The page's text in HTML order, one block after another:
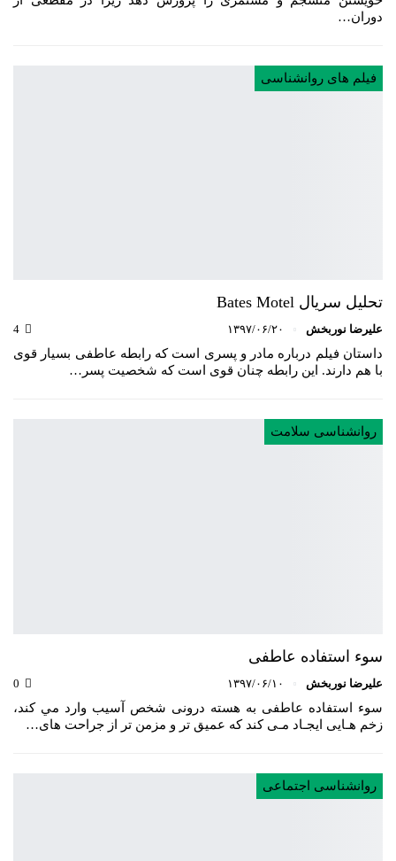
دوران…
فیلم های روانشناسی
تحلیل سریال Bates Motel
علیرضا نوربخش ۱۳۹۷/۰۶/۲۰
داستان فیلم درباره مادر و پسری است که رابطه عاطفی بسیار قوی‌
با هم دارند. این رابطه چنان قوی است که شخصیت پسر…
روانشناسی سلامت
سوء استفاده عاطفی
علیرضا نوربخش ۱۳۹۷/۰۶/۱۰
سوء استفاده عاطفی به هسته درونی شخص آسيب وارد مي كند،
زخم هـايی ايجـاد مـی كند كه عميق تر و مزمن تر از جراحت های…
روانشناسی اجتماعی